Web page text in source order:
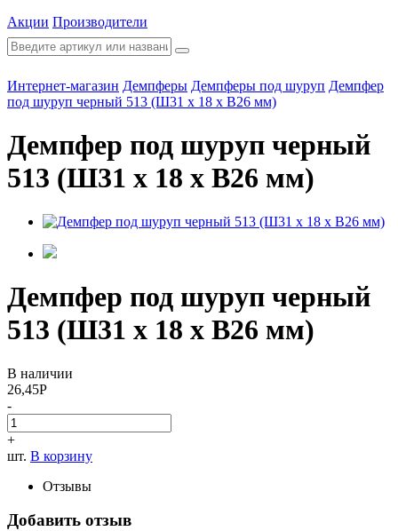
Акции Производители
Интернет-магазин Демпферы Демпферы под шуруп Демпфер
под шуруп черный 513 (Ш31 х 18 х В26 мм)
Демпфер под шуруп черный
513 (Ш31 х 18 х В26 мм)
Демпфер под шуруп черный
513 (Ш31 х 18 х В26 мм)
В наличии
26,45Р
-
+
шт. В корзину
Отзывы
Добавить отзыв